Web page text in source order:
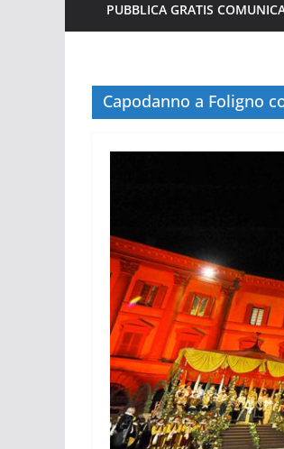
PUBBLICA GRATIS
Capodanno a Foligno